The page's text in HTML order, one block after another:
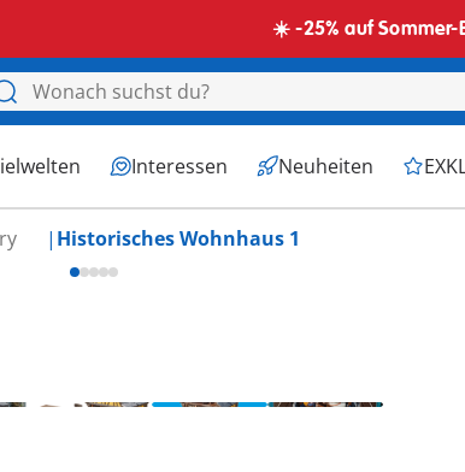
☀️ -25% auf
Interessen Neuheiten
Historisches Wohnhaus 1